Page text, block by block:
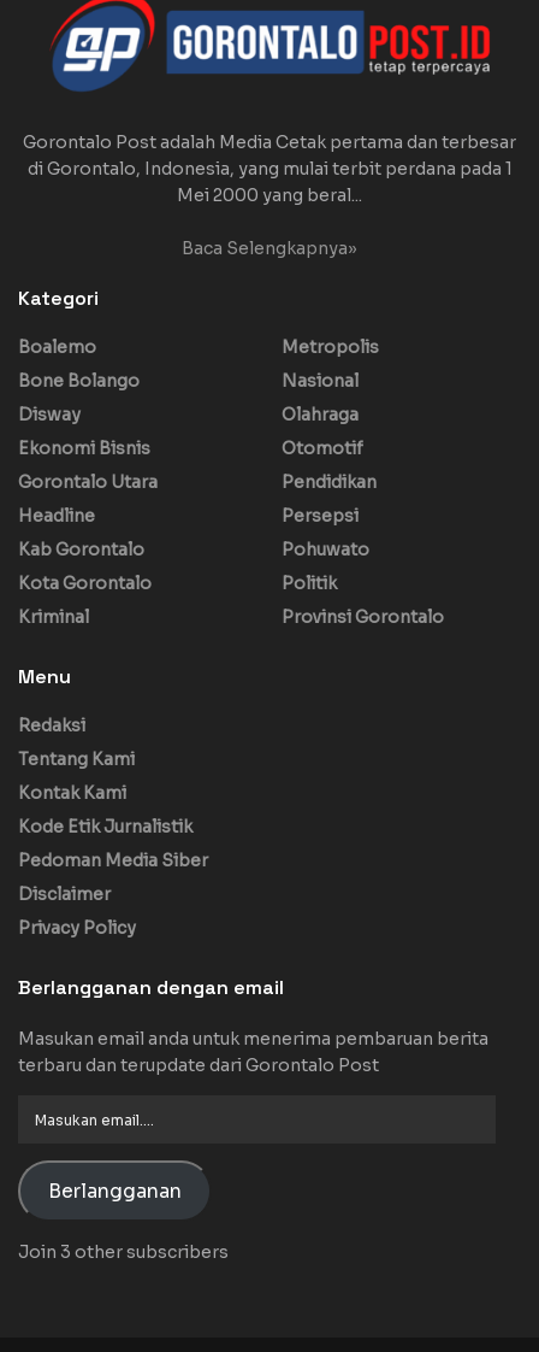
Gorontalo Post adalah Media Cetak pertama dan terbesar
di Gorontalo, Indonesia, yang mulai terbit perdana pada 1
Mei 2000 yang beral...
Baca Selengkapnya»
Kategori
Boalemo
Bone Bolango
Disway
Ekonomi Bisnis
Gorontalo Utara
Headline
Kab Gorontalo
Kota Gorontalo
Kriminal
Metropolis
Nasional
Olahraga
Otomotif
Pendidikan
Persepsi
Pohuwato
Politik
Provinsi Gorontalo
Menu
Redaksi
Tentang Kami
Kontak Kami
Kode Etik Jurnalistik
Pedoman Media Siber
Disclaimer
Privacy Policy
Berlangganan dengan email
Masukan email anda untuk menerima pembaruan berita
terbaru dan terupdate dari Gorontalo Post
Berlangganan
Join 3 other subscribers